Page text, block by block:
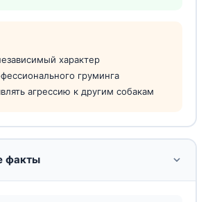
характер
груминга
агрессию к другим собакам
факты